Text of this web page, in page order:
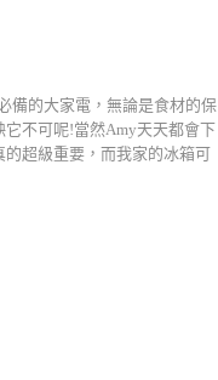
備的大家電，無論是食材的保
不可呢!當然Amy天天都會下
超級重要，而我家的冰箱可